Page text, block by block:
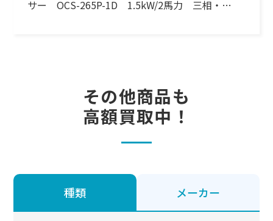
サー OCS-265P-1D 1.5kW/2馬力 三相・
その他商品も
高額買取中！
種類 メーカー